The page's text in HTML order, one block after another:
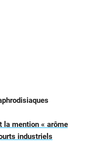
la mention « arôme
industriels